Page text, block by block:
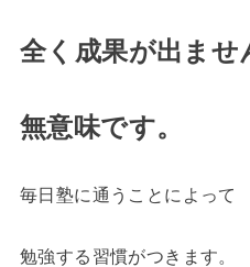
全く成果が出ませ
無意味です。
毎日塾に通うことによって
勉強する習慣がつきます。